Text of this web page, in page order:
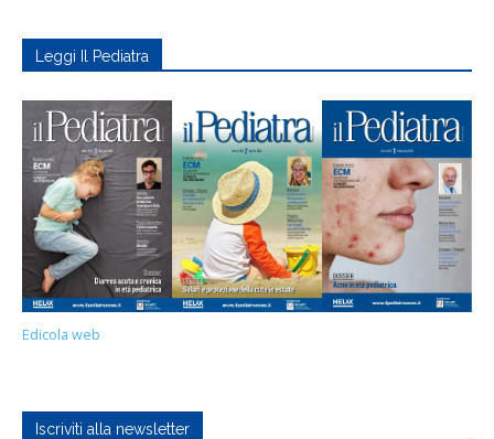
Leggi Il Pediatra
Edicola web
Iscriviti alla newsletter